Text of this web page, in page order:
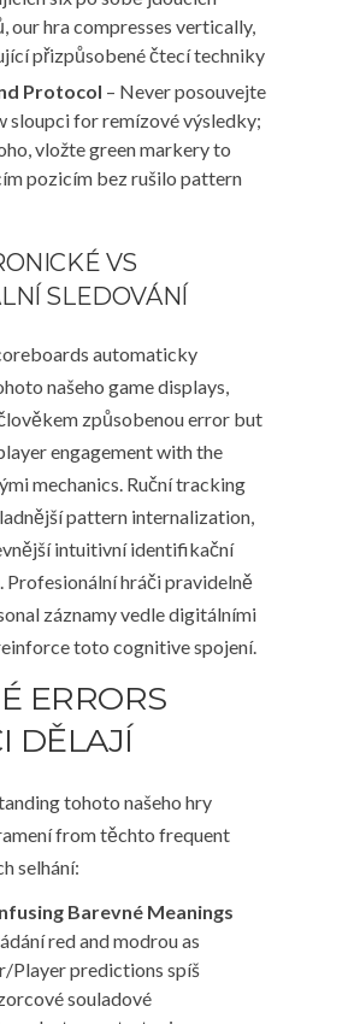
our hra compresses vertically,
přizpůsobené čtecí techniky
Protocol – Never posouvejte
sloupci for remízové výsledky;
vložte green markery to
pozicím bez rušilo pattern
VS
SLEDOVÁNÍ
automaticky
našeho game displays,
způsobenou error but
engagement with the
mechanics. Ruční tracking
pattern internalization,
intuitivní identifikační
Profesionální hráči pravidelně
záznamy vedle digitálními
toto cognitive spojení.
ERRORS
DĚLAJÍ
tohoto našeho hry
from těchto frequent
selhání:
Barevné Meanings
red and modrou as
Player predictions spíš
souladové